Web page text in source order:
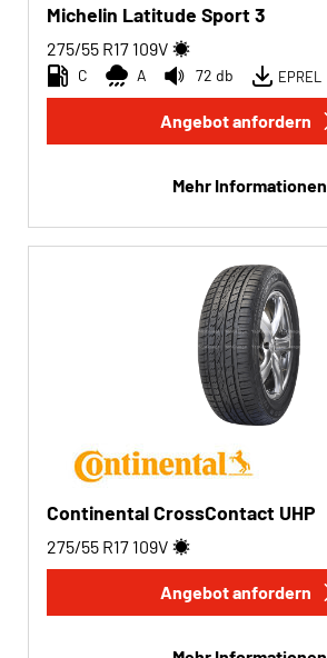
Michelin Latitude Sport 3
275/55 R17 109V
C A 72 db EPREL
Angebot anfordern
Mehr Informationen
Continental CrossContact UHP
275/55 R17 109V
Angebot anfordern